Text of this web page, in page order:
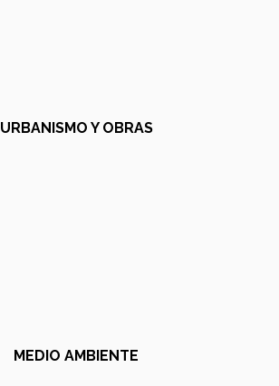
URBANISMO Y OBRAS
MEDIO AMBIENTE